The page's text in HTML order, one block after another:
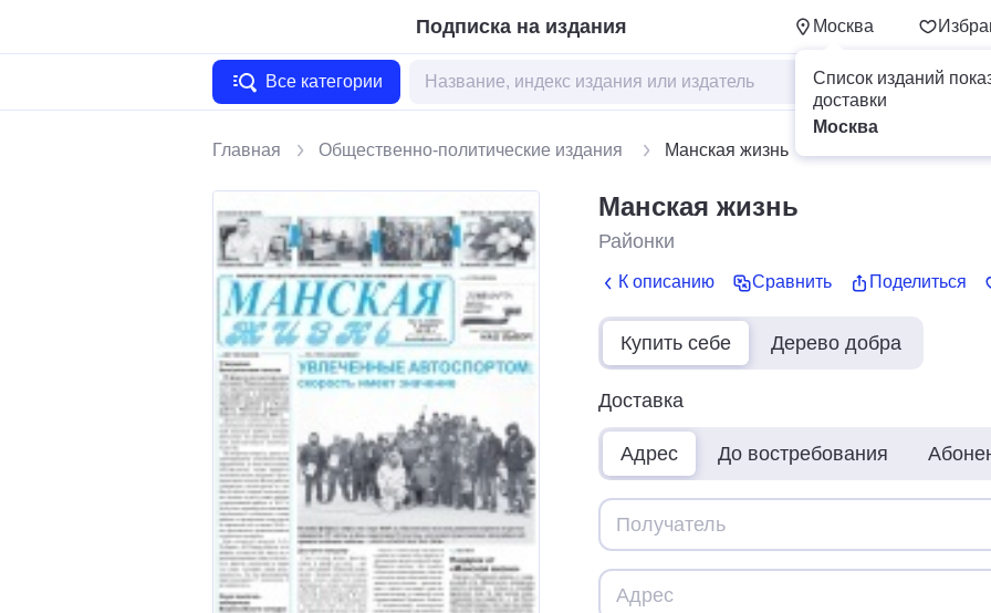
Подписка на издания Москва
Список изданий
доставки
Москва
Все категории
Главная Общественно-политические издания Манская жизнь
Манская жизнь
Районки
К описанию Сравнить Поделиться
Купить себе Дерево добра
Доставка
Адрес До востребования